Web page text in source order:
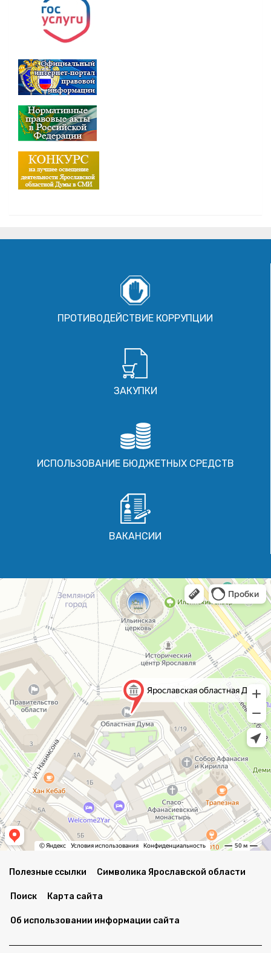
ПРОТИВОДЕЙСТВИЕ КОРРУПЦИИ
ЗАКУПКИ
ИСПОЛЬЗОВАНИЕ БЮДЖЕТНЫХ СРЕДСТВ
ВАКАНСИИ
Полезные ссылки Символика Ярославской области
Поиск Карта сайта
Об использовании информации сайта